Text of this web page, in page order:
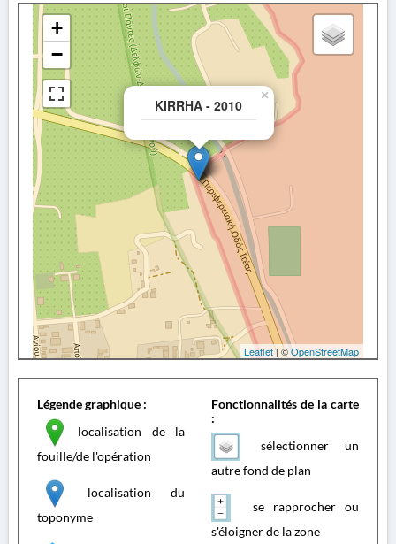
KIRRHA - 2010
×
+
−
Leaflet| ©OpenStreetMap
Légende graphique :
localisation de la
fouille/de l'opération
localisation du
toponyme
Fonctionnalités de la carte
:
sélectionner un
autre fond de plan
se rapprocher ou
s'éloigner de la zone